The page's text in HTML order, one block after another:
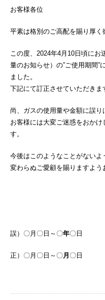
お客様各位
平素は格別のご高配を賜り厚く
この度、2024年4月10日頃にお
量のお知らせ）の”ご使用期間”
ました。
下記にて訂正させていただきま
尚、ガスの使用量や金額に誤り
お客様には大変ご迷惑をおか
す。
今後はこのようなことがないよ
変わらぬご愛顧を賜りますよう
誤）〇月〇日～〇年〇日
正）〇月〇日～〇月 〇日